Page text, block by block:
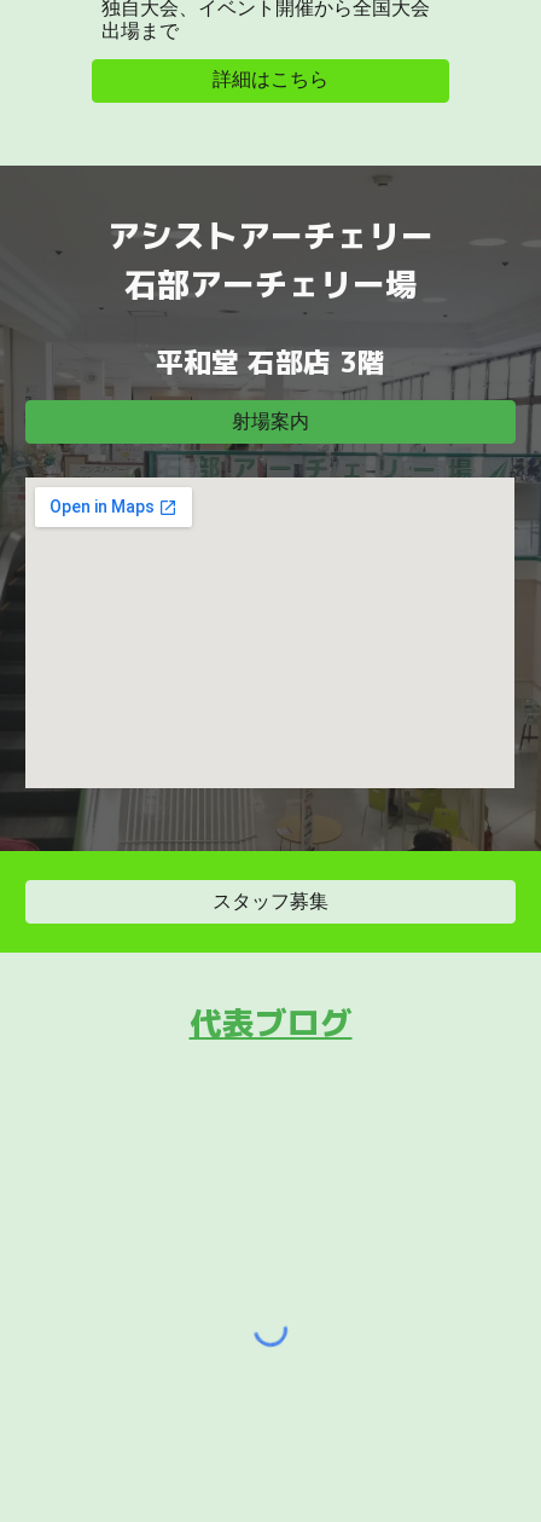
独自大会、イベント開催から全国大会
出場まで
詳細はこちら
アシストアーチェリー
石部アーチェリー場
平和堂 石部店 3階
射場案内
スタッフ募集
代表ブログ